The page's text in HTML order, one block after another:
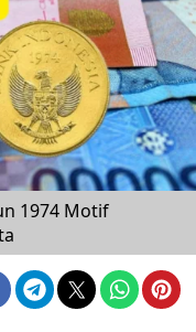
1974 Motif